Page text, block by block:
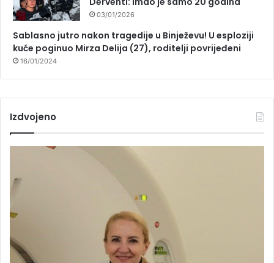
03/01/2026
Sablasno jutro nakon tragedije u Binježevu! U esploziji
kuće poginuo Mirza Delija (27), roditelji povrijeđeni
16/01/2024
Izdvojeno